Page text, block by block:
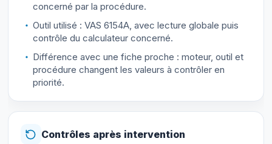
concerné par la procédure.
Outil utilisé : VAS 6154A, avec lecture globale puis
contrôle du calculateur concerné.
Différence avec une fiche proche : moteur, outil et
procédure changent les valeurs à contrôler en
priorité.
Contrôles après intervention